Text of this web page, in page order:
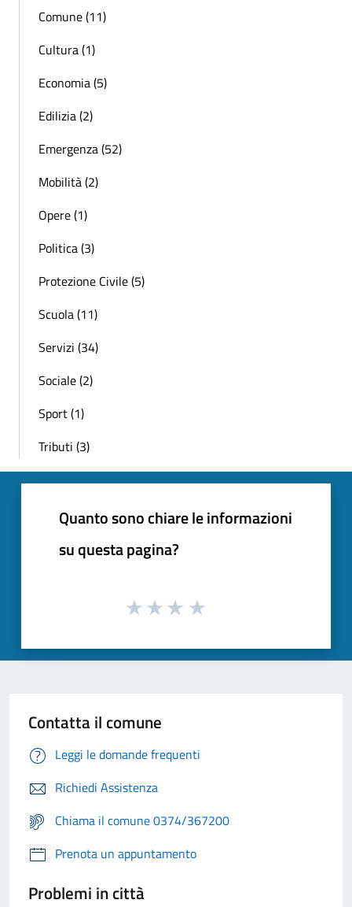
Comune (11)
Cultura (1)
Economia (5)
Edilizia (2)
Emergenza (52)
Mobilità (2)
Opere (1)
Politica (3)
Protezione Civile (5)
Scuola (11)
Servizi (34)
Sociale (2)
Sport (1)
Tributi (3)
Quanto sono chiare le informazioni
su questa pagina?
Contatta il comune
Leggi le domande frequenti
Richiedi Assistenza
Chiama il comune 0374/367200
Prenota un appuntamento
Problemi in città